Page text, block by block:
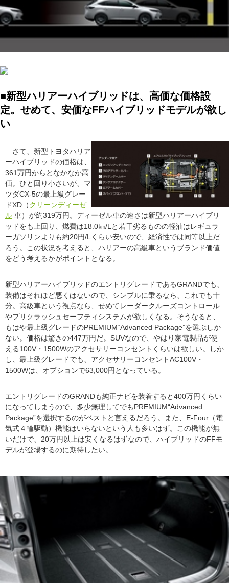
■新型ハリアーハイブリッドは、高価な価格設
定。せめて、安価なFFハイブリッドモデルが欲し
い
さて、新型トヨタハリア
ーハイブリッドの価格は、
361万円からとなかなか高
価。ひと回り小さいが、マ
ツダCX-5の最上級グレー
ドXD（クリーンディーゼ
ル 車）が約319万円。ディーゼル車の速さは新型ハリアーハイブリ
ッドをも上回り、燃費は18.0㎞/Lと若干劣るものの軽油はレギュラ
ーガソリンよりも約20円/Lくらい安いので、経済性では同等以上だ
ろう。この状況を考えると、ハリアーの高級車というブランド価値
をどう考えるかがポイントとなる。
新型ハリアーハイブリッドのエントリグレードであるGRANDでも、
装備はそれほど悪くはないので、シンプルに乗るなら、これでも十
分。高級車という視点なら、せめてレーダークルーズコントロール
やプリクラッシュセーフティシステムが欲しくなる。そうなると、
もはや最上級グレードのPREMIUM“Advanced Package”を選ぶしか
ない。価格は驚きの447万円だ。SUVなので、やはり家電製品が使
える100V・1500Wのアクセサリーコンセントくらいは欲しい。しか
し、最上級グレードでも、アクセサリーコンセントAC100V・
1500Wは、オプションで63,000円となっている。
エントリグレードのGRANDも純正ナビを装着すると400万円くらい
になってしまうので、多少無理してでもPREMIUM“Advanced
Package”を選択するのがベストと言えるだろう。また、E-Four（電
気式４輪駆動）機能はいらないという人も多いはず。この機能が無
いだけで、20万円以上は安くなるはずなので、ハイブリッドのFFモ
デルが登場するのに期待したい。